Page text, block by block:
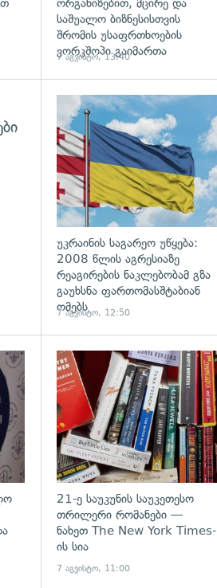
ორგანიზებით, მცირე და
საშუალო ბიზნესისთვის
შრომის უსაფრთხოების
ვორკშოპი გაიმართა
7 აგვისტო, 13:40
უკრაინის საგარეო უწყება:
2008 წლის აგრესიაზე
რეაგირების ნაკლებობამ გზა
გაუხსნა ფართომასშტაბიან
ომებს
7 აგვისტო, 12:50
გადახედვა
21-ე საუკუნის საუკეთესო
თრილერი რომანები —
ნახეთ The New York Times-
ის სია
7 აგვისტო, 11:00